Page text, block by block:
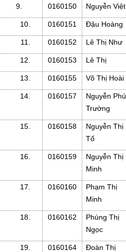
9. 0160150 Nguyễn Việt
10. 0160151 Đậu Hoàng
11. 0160152 Lê Thị Như
12. 0160153 Lê Thị
13. 0160155 Võ Thị Hoài
14. 0160157
Nguyễn Phú
Trường
15. 0160158
Nguyễn Thị
Tố
16. 0160159
Nguyễn Thị
Minh
17. 0160160
Phạm Thị
Minh
18. 0160162
Phùng Thị
Ngọc
19. 0160164
Đoàn Thị